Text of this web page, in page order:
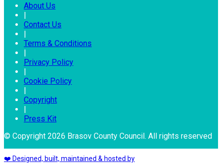
About Us
|
Contact Us
|
Terms & Conditions
|
Privacy Policy
|
Cookie Policy
|
Copyright
|
Press Kit
© Copyright 2026 Brasov County Council. All rights reserved
❤️ Designed, built, maintained & hosted by